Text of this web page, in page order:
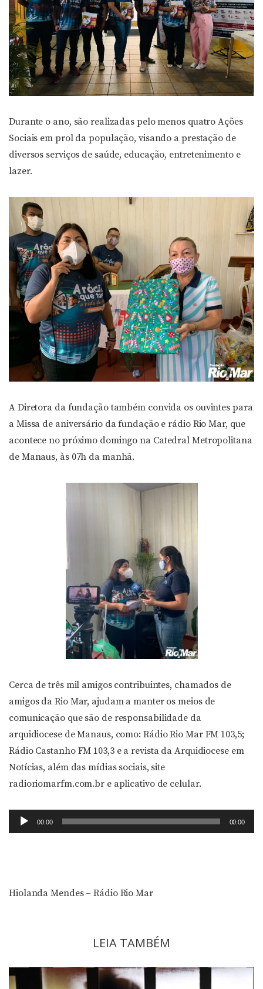
Durante o ano, são realizadas pelo menos quatro Ações
Sociais em prol da população, visando a prestação de
diversos serviços de saúde, educação, entretenimento e
lazer.
A Diretora da fundação também convida os ouvintes para
a Missa de aniversário da fundação e rádio Rio Mar, que
acontece no próximo domingo na Catedral Metropolitana
de Manaus, às 07h da manhã.
Cerca de três mil amigos contribuintes, chamados de
amigos da Rio Mar, ajudam a manter os meios de
comunicação que são de responsabilidade da
arquidiocese de Manaus, como: Rádio Rio Mar FM 103,5;
Rádio Castanho FM 103,3 e a revista da Arquidiocese em
Notícias, além das mídias sociais, site
radioriomarfm.com.br e aplicativo de celular.
Tocador
de
00:00 00:00
Hiolanda Mendes – Rádio Rio Mar
LEIA TAMBÉM